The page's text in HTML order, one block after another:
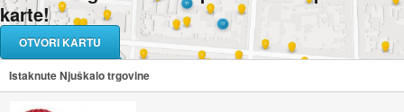
karte!
OTVORI KARTU
Istaknute Njuškalo trgovine